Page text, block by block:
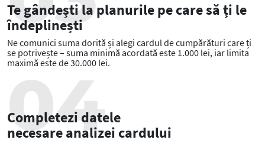
Te gândești la planurile pe care să ți le
îndeplinești
Ne comunici suma dorită și alegi cardul de cumpărături care ți
se potrivește – suma minimă acordată este 1.000 lei, iar limita
maximă este de 30.000 lei.
Completezi datele
necesare analizei cardului